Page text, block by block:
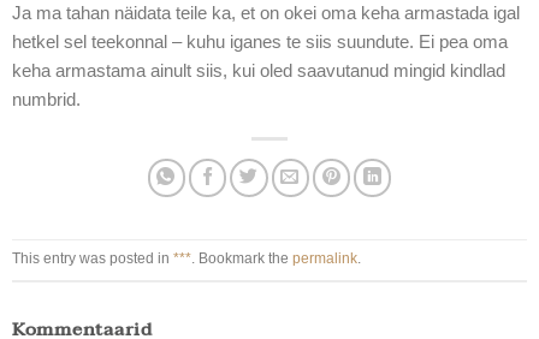
Ja ma tahan näidata teile ka, et on okei oma keha armastada igal
hetkel sel teekonnal – kuhu iganes te siis suundute. Ei pea oma
keha armastama ainult siis, kui oled saavutanud mingid kindlad
numbrid.
This entry was posted in ***. Bookmark the permalink.
Kommentaarid